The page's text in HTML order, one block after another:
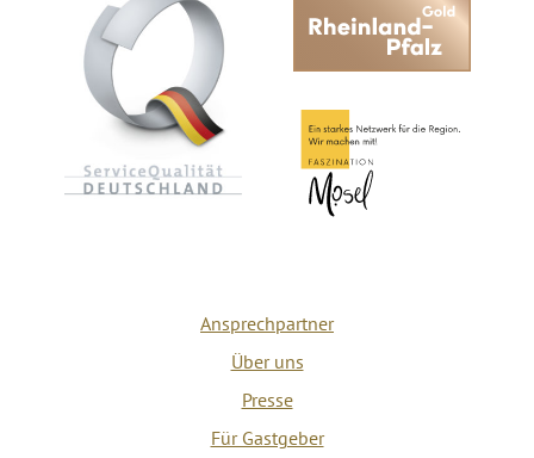
Ansprechpartner
Über uns
Presse
Für Gastgeber